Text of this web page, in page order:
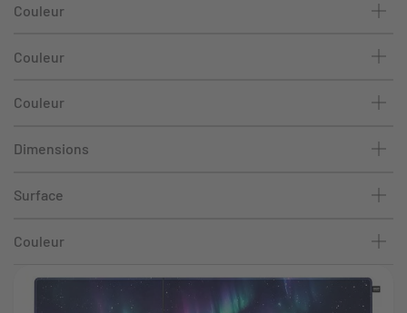
Couleur
Couleur
Couleur
Dimensions
Surface
Couleur